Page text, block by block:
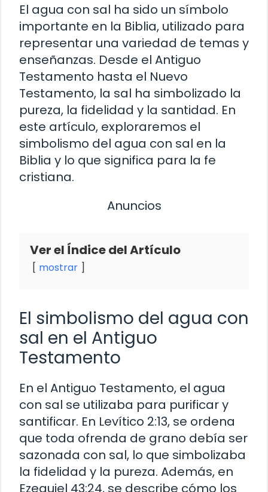
El agua con sal ha sido un símbolo
importante en la Biblia, utilizado para
representar una variedad de temas y
enseñanzas. Desde el Antiguo
Testamento hasta el Nuevo
Testamento, la sal ha simbolizado la
pureza, la fidelidad y la santidad. En
este artículo, exploraremos el
simbolismo del agua con sal en la
Biblia y lo que significa para la fe
cristiana.
Anuncios
Ver el Índice del Artículo
mostrar
El simbolismo del agua con
sal en el Antiguo
Testamento
En el Antiguo Testamento, el agua
con sal se utilizaba para purificar y
santificar. En Levítico 2:13, se ordena
que toda ofrenda de grano debía ser
sazonada con sal, lo que simbolizaba
la fidelidad y la pureza. Además, en
Ezequiel 43:24, se describe cómo los